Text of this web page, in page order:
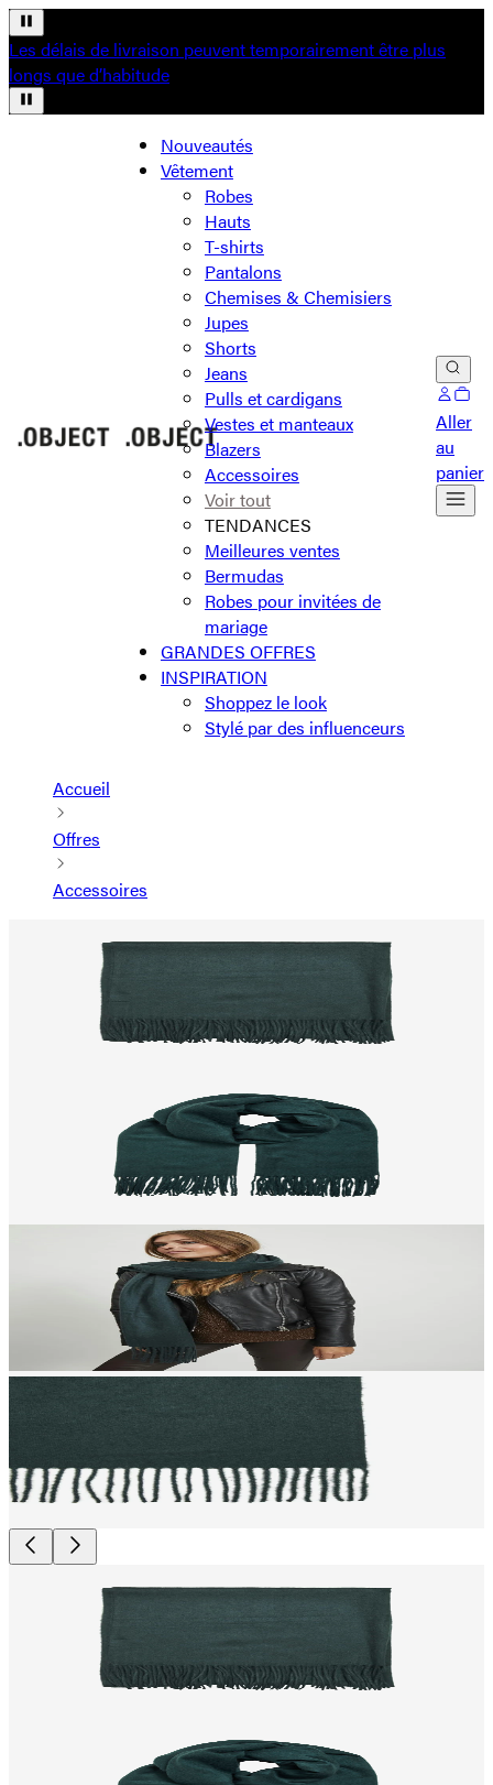
Les délais de livraison peuvent temporairement être plus
longs que d’habitude
Nouveautés
Vêtement
Robes
Hauts
T-shirts
Pantalons
Chemises & Chemisiers
Jupes
Shorts
Jeans
Pulls et cardigans
Vestes et manteaux
Blazers
Accessoires
Voir tout
TENDANCES
Meilleures ventes
Bermudas
Robes pour invitées de
mariage
GRANDES OFFRES
INSPIRATION
Shoppez le look
Stylé par des influenceurs
Aller
au
panier
Accueil
Offres
Accessoires